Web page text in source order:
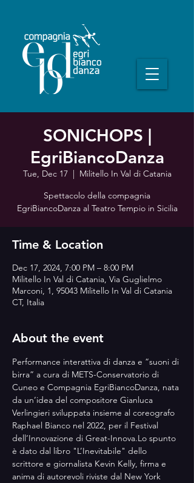
SONICHOPS |
EgriBiancoDanza
Tue, Dec 17
  |
Militello In Val di Catania
Spettacolo della compagnia
EgriBiancoDanza al Teatro Tempio in Sicilia
Time & Location
Dec 17, 2024, 7:00 PM – 8:00 PM
Militello In Val di Catania, Via Guglielmo
Marconi, 1, 95043 Militello In Val di Catania
CT, Italia
About the event
Performance interattiva di danza e “suoni di
birra” a cura di METS-Conservatorio di
Cuneo e Compagnia EgriBiancoDanza, nata
da un’idea del compositore Gianluca
Verlingieri sviluppata insieme al coreografo
Raphael Bianco nel 2022, per il Festival
dell’Innovazione di Great-Innova.Lo spunto
è dato dal libro "L’Inevitabile" dello
scrittore e giornalista Kevin Kelly, firma e
anima di autorevoli riviste dal New York